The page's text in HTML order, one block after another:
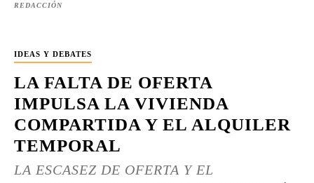
REDACCIÓN
IDEAS Y DEBATES
LA FALTA DE OFERTA
IMPULSA LA VIVIENDA
COMPARTIDA Y EL ALQUILER
TEMPORAL
LA ESCASEZ DE OFERTA Y EL